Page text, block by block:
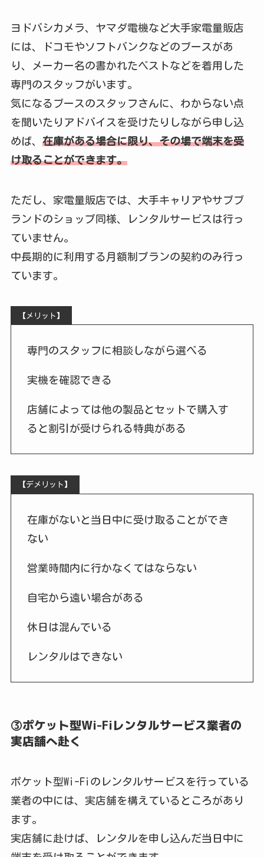
ヨドバシカメラ、ヤマダ電機など大手家電量販店
には、ドコモやソフトバンクなどのブースがあ
り、メーカー名の書かれたベストなどを着用した
専門のスタッフがいます。
気になるブースのスタッフさんに、わからない点
を聞いたりアドバイスを受けたりしながら申し込
めば、 在庫がある場合に限り、その場で端末を受
け取ることができます。
ただし、家電量販店では、大手キャリアやサブブ
ランドのショップ同様、レンタルサービスは行っ
ていません。
中長期的に利用する月額制プランの契約のみ行っ
ています。
【メリット】
専門のスタッフに相談しながら選べる
実機を確認できる
店舗によっては他の製品とセットで購入す
ると割引が受けられる特典がある
【デメリット】
在庫がないと当日中に受け取ることができ
ない
営業時間内に行かなくてはならない
自宅から遠い場合がある
休日は混んでいる
レンタルはできない
③ポケット型Wi-Fiレンタルサービス業者の
実店舗へ赴く
ポケット型Wi-Fiのレンタルサービスを行っている
業者の中には、実店舗を構えているところがあり
ます。
実店舗に赴けば、レンタルを申し込んだ当日中に